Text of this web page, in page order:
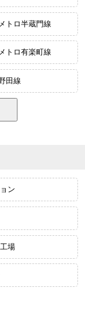
トロ半蔵門線
トロ有楽町線
田線
ン
場